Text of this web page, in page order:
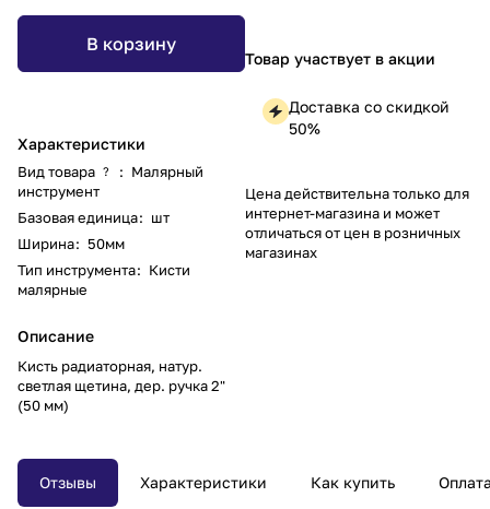
В корзину
Характеристики
Вид товара ? : Малярный
инструмент
Базовая единица: шт
Ширина: 50мм
Тип инструмента: Кисти
малярные
Описание
Кисть радиаторная, натур.
светлая щетина, дер. ручка 2"
(50 мм)
Товар участвует в акции
Доставка со скидкой
50%
Цена действительна только для
интернет-магазина и может
отличаться от цен в розничных
магазинах
Отзывы Характеристики Как купить